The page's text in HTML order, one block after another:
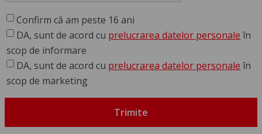
Confirm că am peste 16 ani
DA, sunt de acord cu prelucrarea datelor personale în
scop de informare
DA, sunt de acord cu prelucrarea datelor personale în
scop de marketing
Trimite